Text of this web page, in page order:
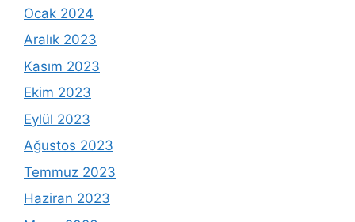
Ocak 2024
Aralık 2023
Kasım 2023
Ekim 2023
Eylül 2023
Ağustos 2023
Temmuz 2023
Haziran 2023